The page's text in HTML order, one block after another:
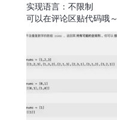
实现语言：不限制
可以在评论区贴代码哦～